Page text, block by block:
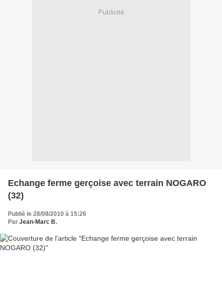
Publicité
Echange ferme gerçoise avec terrain NOGARO
(32)
Publié le 28/08/2010 à 15:26
Par Jean-Marc B.